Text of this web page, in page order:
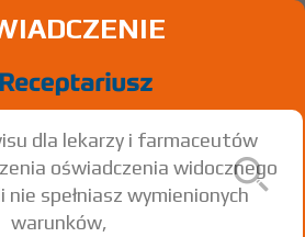
dla lekarzy i farmaceutów
oświadczenia widocznego
nie spełniasz wymienionych
warunków,